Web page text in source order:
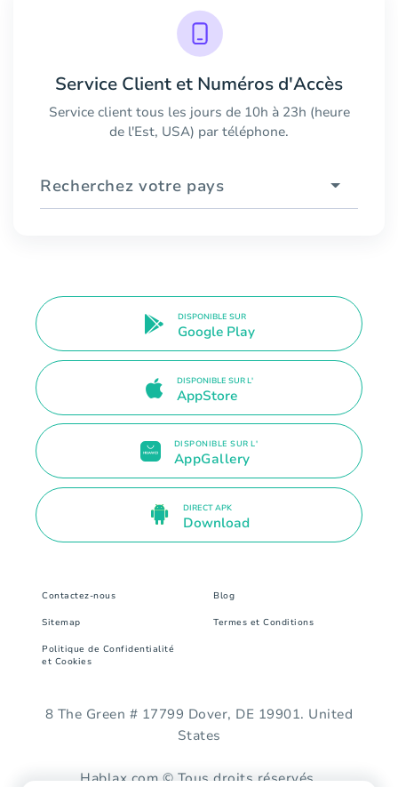
Service Client et Numéros d'Accès
Service client tous les jours de 10h à 23h (heure
de l'Est, USA) par téléphone.
Recherchez votre pays
DISPONIBLE SUR
Google Play
DISPONIBLE SUR L'
AppStore
DISPONIBLE SUR L'
AppGallery
DIRECT APK
Download
Contactez-nous Blog
Sitemap Termes et Conditions
Politique de Confidentialité
et Cookies
8 The Green # 17799 Dover, DE 19901. United
States
Hablax.com © Tous droits réservés.